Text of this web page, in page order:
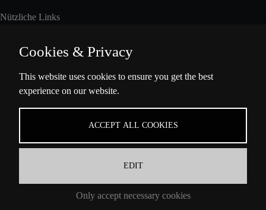
Nützliche Links
Presse
Über Uns
Ella-Barowsky-Str. 47 10829 Berlin
Cookies & Privacy
This website uses cookies to ensure you get the best
experience on our website.
ACCEPT ALL COOKIES
EDIT
Only accept necessary cookies